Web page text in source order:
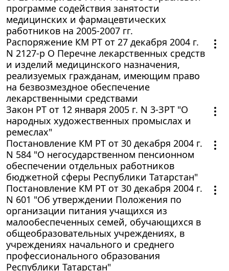
программе содействия занятости
медицинских и фармацевтических
работников на 2005-2007 гг.
Распоряжение КМ РТ от 27 декабря 2004 г.
N 2127-р О Перечне лекарственных средств
и изделий медицинского назначения,
реализуемых гражданам, имеющим право
на безвозмездное обеспечение
лекарственными средствами
Закон РТ от 12 января 2005 г. N 3-ЗРТ "О
народных художественных промыслах и
ремеслах"
Постановление КМ РТ от 30 декабря 2004 г.
N 584 "О негосударственном пенсионном
обеспечении отдельных работников
бюджетной сферы Республики Татарстан"
Постановление КМ РТ от 30 декабря 2004 г.
N 601 "Об утверждении Положения по
организации питания учащихся из
малообеспеченных семей, обучающихся в
общеобразовательных учреждениях, в
учреждениях начального и среднего
профессионального образования
Республики Татарстан"